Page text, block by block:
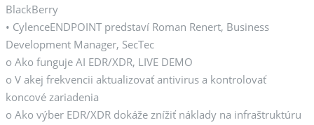
BlackBerry
• CylenceENDPOINT predstaví Roman Renert, Business
Development Manager, SecTec
o Ako funguje AI EDR/XDR, LIVE DEMO
o V akej frekvencii aktualizovať antivirus a kontrolovať
koncové zariadenia
o Ako výber EDR/XDR dokáže znížiť náklady na infraštruktúru